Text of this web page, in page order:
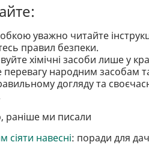
уважно читайте
правил безпеки.
хімічні засоби лише у
перевагу народним засобам
догляду та
раніше ми писали
навесні: поради для